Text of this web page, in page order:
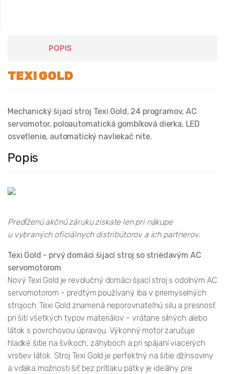
POPIS
TEXI GOLD
Mechanický šijací stroj Texi Gold, 24 programov, AC
servomotor, poloautomatická gombíková dierka, LED
osvetlenie, automatický navliekač nite.
Popis
Predĺženú akčnú záruku získate len pri nákupe
u vybraných oficiálnych distribútorov a ich partnerov.
Texi Gold - prvý domáci šijací stroj so striedavým AC
servomotorom
Nový Texi Gold je revolučný domáci šijací stroj s odolným AC
servomotorom - predtým používaný iba v priemyselných
strojoch. Texi Gold znamená neporovnateľnú silu a presnosť
pri šití všetkých typov materiálov – vrátane silných alebo
látok s povrchovou úpravou. Výkonný motor zaručuje
hladké šitie na švíkoch, záhyboch a pri spájaní viacerých
vrstiev látok. Stroj Texi Gold je perfektný na šitie džínsoviny
a vďaka možnosti šiť bez prítlaku pätky je ideálny pre